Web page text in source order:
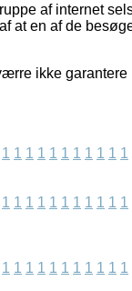
af internet
at en af de
ikke garantere
1 1 1 1 1 1 1 1 1 1 1
1 1 1 1 1 1 1 1 1 1 1
1 1 1 1 1 1 1 1 1 1 1